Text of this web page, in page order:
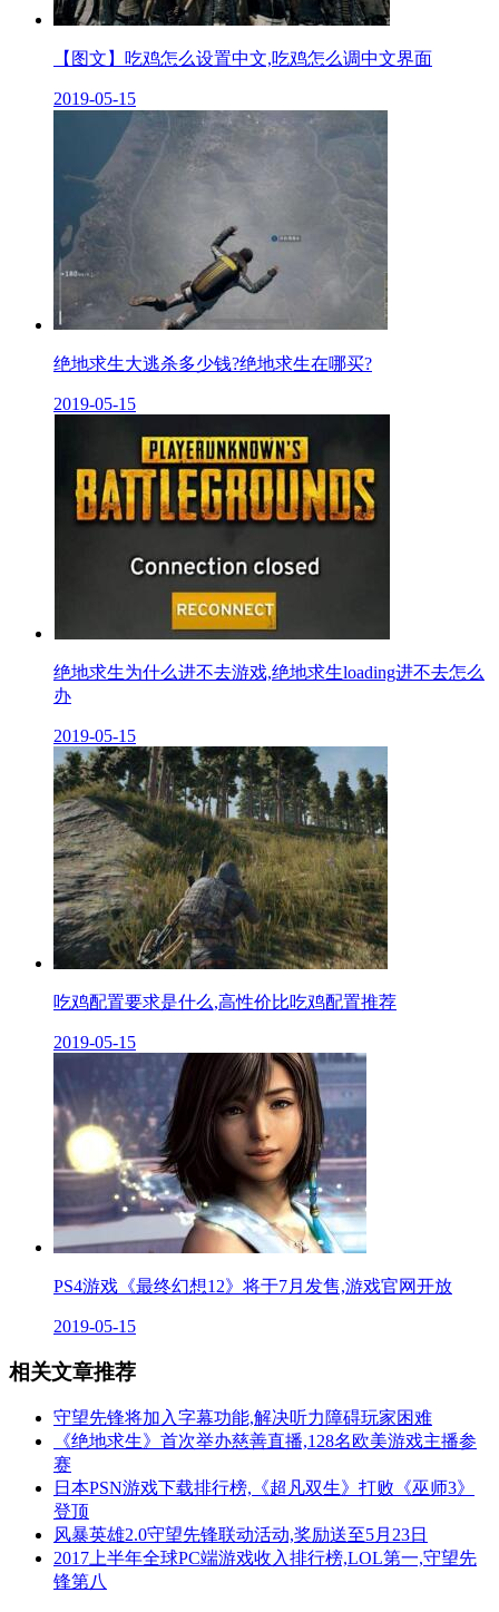
【图文】吃鸡怎么设置中文,吃鸡怎么调中文界面
2019-05-15
绝地求生大逃杀多少钱?绝地求生在哪买?
2019-05-15
绝地求生为什么进不去游戏,绝地求生loading进不去怎么
办
2019-05-15
吃鸡配置要求是什么,高性价比吃鸡配置推荐
2019-05-15
PS4游戏《最终幻想12》将于7月发售,游戏官网开放
2019-05-15
相关文章推荐
守望先锋将加入字幕功能,解决听力障碍玩家困难
《绝地求生》首次举办慈善直播,128名欧美游戏主播参
赛
日本PSN游戏下载排行榜,《超凡双生》打败《巫师3》
登顶
风暴英雄2.0守望先锋联动活动,奖励送至5月23日
2017上半年全球PC端游戏收入排行榜,LOL第一,守望先
锋第八